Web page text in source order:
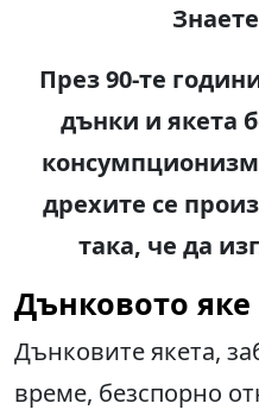
През90-те
дънки и якета
дрехите се
така, че да
Дънковото
Дънковите якета,
време, безспорно